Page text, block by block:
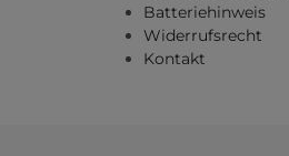
Batteriehinweis
Widerrufsrecht
Kontakt